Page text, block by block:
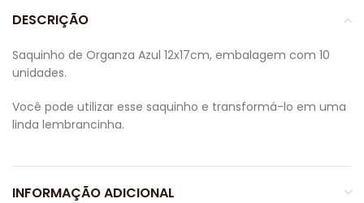
DESCRIÇÃO
Saquinho de Organza Azul 12x17cm, embalagem com 10
unidades.
Você pode utilizar esse saquinho e transformá-lo em uma
linda lembrancinha.
INFORMAÇÃO ADICIONAL